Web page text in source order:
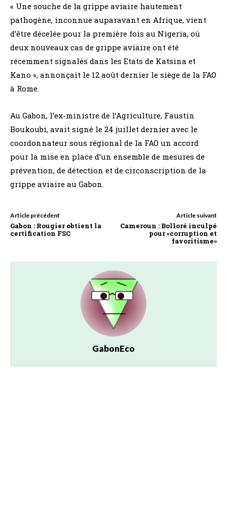
« Une souche de la grippe aviaire hautement
pathogène, inconnue auparavant en Afrique, vient
d’être décelée pour la première fois au Nigeria, où
deux nouveaux cas de grippe aviaire ont été
récemment signalés dans les Etats de Katsina et
Kano », annonçait le 12 août dernier le siège de la FAO
à Rome.
Au Gabon, l’ex-ministre de l’Agriculture, Faustin
Boukoubi, avait signé le 24 juillet dernier avec le
coordonnateur sous régional de la FAO un accord
pour la mise en place d’un ensemble de mesures de
prévention, de détection et de circonscription de la
grippe aviaire au Gabon.
Article précédent
Gabon : Rougier obtient la
certification FSC
Article suivant
Cameroun : Bolloré inculpé
pour «corruption et
favoritisme»
GabonEco